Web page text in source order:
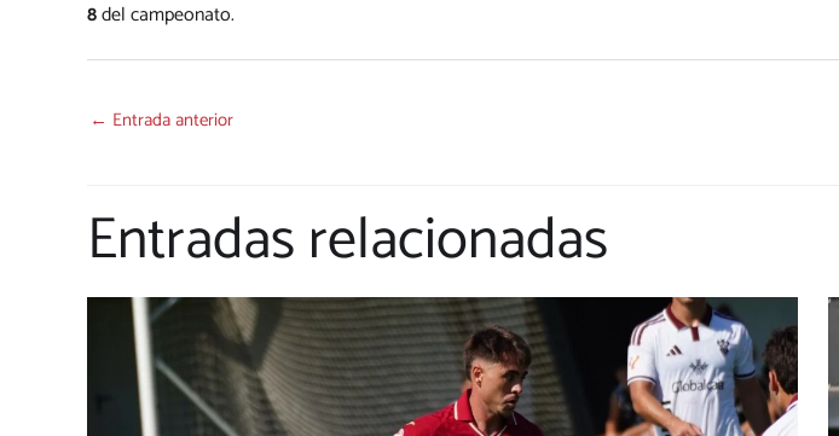
8del campeonato.
← Entrada anterior
Entradas relacionadas